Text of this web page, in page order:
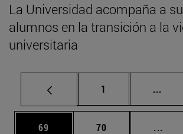
La Universidad acompaña a
alumnos en la transición a la
universitaria
Página
1 ...
Página
69 Página
70 ...